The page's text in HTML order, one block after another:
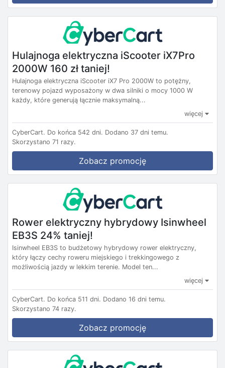
Hulajnoga elektryczna iScooter iX7Pro
2000W 160 zł taniej!
Hulajnoga elektryczna iScooter iX7 Pro 2000W to potężny,
terenowy pojazd wyposażony w dwa silniki o mocy 1000 W
każdy, które generują łącznie maksymalną...
więcej
CyberCart. Do końca 542 dni. Dodano 37 dni temu.
Skorzystano 71 razy.
Zobacz promocję
Rower elektryczny hybrydowy Isinwheel
EB3S 24% taniej!
Isinwheel EB3S to budżetowy hybrydowy rower elektryczny,
który łączy cechy roweru miejskiego i trekkingowego z
możliwością jazdy w lekkim terenie. Model ten...
więcej
CyberCart. Do końca 511 dni. Dodano 16 dni temu.
Skorzystano 74 razy.
Zobacz promocję